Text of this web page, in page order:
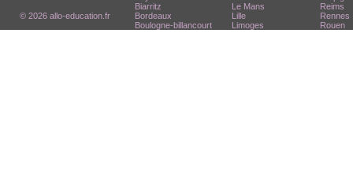
© 2026 allo-education.fr
Biarritz
Bordeaux
Boulogne-billancourt
Le Mans
Lille
Limoges
Reims
Rennes
Rouen